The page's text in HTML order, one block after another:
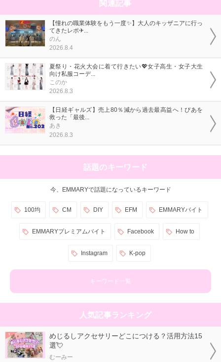
関連記事
【憧れの職業体験をもう一度✨】大人のキッザニアに行っ
てきたレポ✈...
のん
2026.8.4
夏祭り・花火大会に着て行きたい💖女子高生・女子大生
向け私服コーデ...
このか
2026.8.3
【日経ギャルズ】売上80％減から過去最高益へ！ぴあを
救った「最後...
あき
2026.8.3
話題のキーワード
今、EMMARYで話題になっているキーワード
100均 CM DIY EFM EMMARYバイト
EMMARYプレミアムバイト Facebook How to
Instagram K-pop
キーワード一覧
人気記事ランキング
めじるしアクセサリーどこにつける？活用方法15
選💘
むーみー